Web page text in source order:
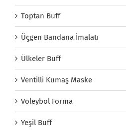
Toptan Buff
Üçgen Bandana İmalatı
Ülkeler Buff
Ventilli Kumaş Maske
Voleybol Forma
Yeşil Buff